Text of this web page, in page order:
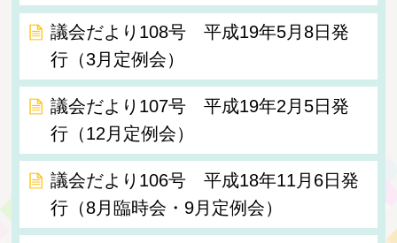
議会だより108号 平成19年5月8日発
行（3月定例会）
議会だより107号 平成19年2月5日発
行（12月定例会）
議会だより106号 平成18年11月6日発
行（8月臨時会・9月定例会）